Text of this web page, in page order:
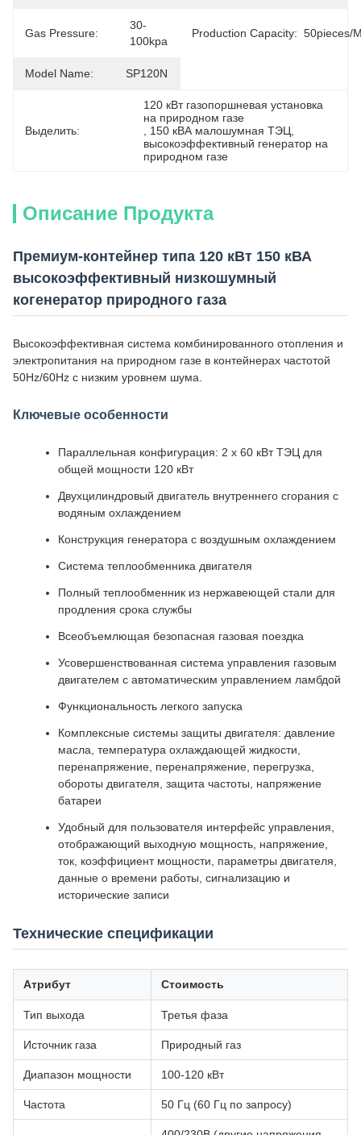
Gas Pressure:
30-
100kpa
Production Capacity: 50pieces/
Model Name: SP120N
Выделить:
120 кВт газопоршневая установка
на природном газе
150 кВА малошумная ТЭЦ
высокоэффективный генератор на
природном газе
Описание Продукта
Премиум-контейнер типа 120 кВт 150 кВА
высокоэффективный низкошумный
когенератор природного газа
Высокоэффективная система комбинированного отопления и
электропитания на природном газе в контейнерах частотой
50Hz/60Hz с низким уровнем шума.
Ключевые особенности
Параллельная конфигурация: 2 x 60 кВт ТЭЦ для
общей мощности 120 кВт
Двухцилиндровый двигатель внутреннего сгорания с
водяным охлаждением
Конструкция генератора с воздушным охлаждением
Система теплообменника двигателя
Полный теплообменник из нержавеющей стали для
продления срока службы
Всеобъемлющая безопасная газовая поездка
Усовершенствованная система управления газовым
двигателем с автоматическим управлением ламбдой
Функциональность легкого запуска
Комплексные системы защиты двигателя: давление
масла, температура охлаждающей жидкости,
перенапряжение, перенапряжение, перегрузка,
обороты двигателя, защита частоты, напряжение
батареи
Удобный для пользователя интерфейс управления,
отображающий выходную мощность, напряжение,
ток, коэффициент мощности, параметры двигателя,
данные о времени работы, сигнализацию и
исторические записи
Технические спецификации
Атрибут Стоимость
Тип выхода Третья фаза
Источник газа Природный газ
Диапазон мощности 100-120 кВт
Частота 50 Гц (60 Гц по запросу)